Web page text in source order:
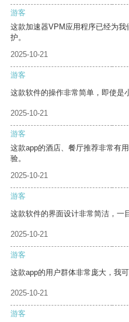
游客
这款加速器VPM应用程序已经为
护。
2025-10-21
游客
这款软件的操作非常简单，即使是
2025-10-21
游客
这款app的酒店、餐厅推荐非常有
验。
2025-10-21
游客
这款软件的界面设计非常简洁，一
2025-10-21
游客
这款app的用户群体非常庞大，我
2025-10-21
游客